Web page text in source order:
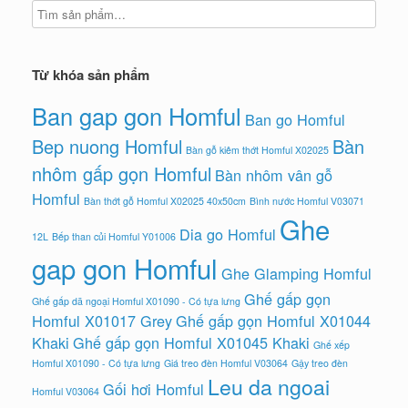
Từ khóa sản phẩm
Ban gap gon Homful Ban go Homful
Bep nuong Homful Bàn gỗ kiêm thớt Homful X02025 Bàn
nhôm gấp gọn Homful Bàn nhôm vân gỗ
Homful Bàn thớt gỗ Homful X02025 40x50cm Bình nước Homful V03071
12L Bếp than củi Homful Y01006 Dia go Homful Ghe
gap gon Homful Ghe Glamping Homful
Ghế gấp dã ngoại Homful X01090 - Có tựa lưng Ghế gấp gọn
Homful X01017 GreyGhế gấp gọn Homful X01044
Khaki Ghế gấp gọn Homful X01045 Khaki Ghế xếp
Homful X01090 - Có tựa lưng Giá treo đèn Homful V03064 Gậy treo đèn
Homful V03064 Gối hơi Homful Leu da ngoai